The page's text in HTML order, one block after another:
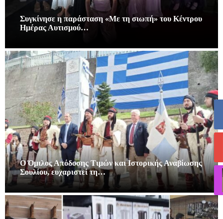
Συγκίνησε η παράσταση «Με τη σιωπή» του Κέντρου
Ημέρας Αυτισμού…
Ο Όμιλος Απόδοσης Τιμών και Ιστορικής Αναβίωσης
Σουλίου, ευχαριστεί τη…